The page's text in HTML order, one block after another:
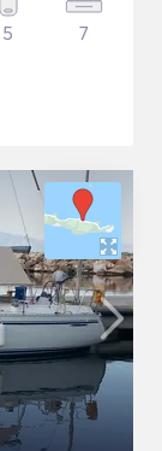
5 7